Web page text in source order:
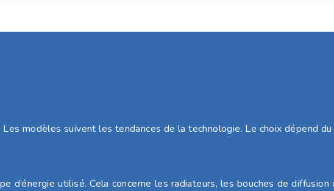
modèles suivent les tendances de la technologie. Le choix dépend du
d’énergie utilisé. Cela concerne les radiateurs, les bouches de diffusion